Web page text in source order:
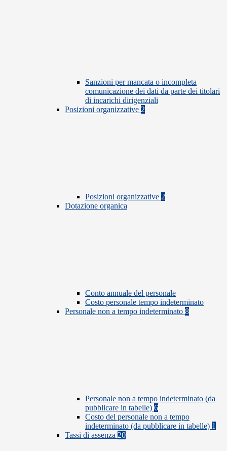
Sanzioni per mancata o incompleta
comunicazione dei dati da parte dei titolari
di incarichi dirigenziali
Posizioni organizzative 2
Posizioni organizzative 2
Dotazione organica
Conto annuale del personale
Costo personale tempo indeterminato
Personale non a tempo indeterminato 8
Personale non a tempo indeterminato (da
pubblicare in tabelle) 6
Costo del personale non a tempo
indeterminato (da pubblicare in tabelle) 1
Tassi di assenza 20